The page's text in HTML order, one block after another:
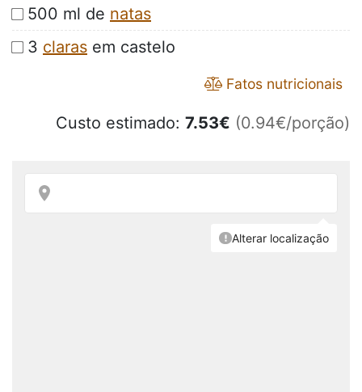
500 ml de natas
3 claras em castelo
Fatos nutricionais
Custo estimado: 7.53€ (0.94€/porção)